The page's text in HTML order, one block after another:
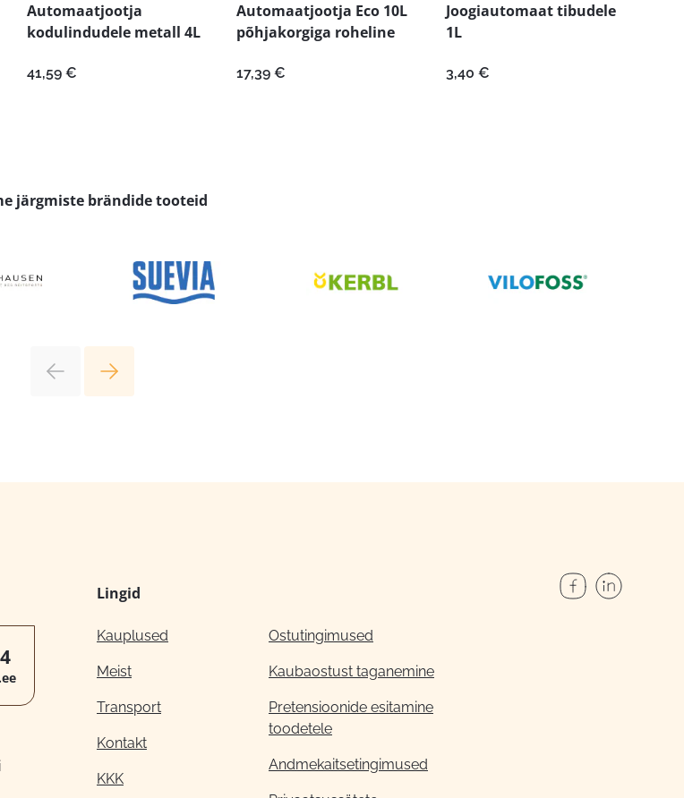
Automaatjootja
kodulindudele metall 4L
41,59 €
Automaatjootja Eco 10L
põhjakorgiga roheline
17,39 €
Joogiautomaat tibudele
1L
3,40 €
järgmiste brändide tooteid
Lingid
Kauplused
Meist
Transport
Kontakt
KKK
Ostutingimused
Kaubaostust taganemine
Pretensioonide esitamine
toodetele
Andmekaitsetingimused